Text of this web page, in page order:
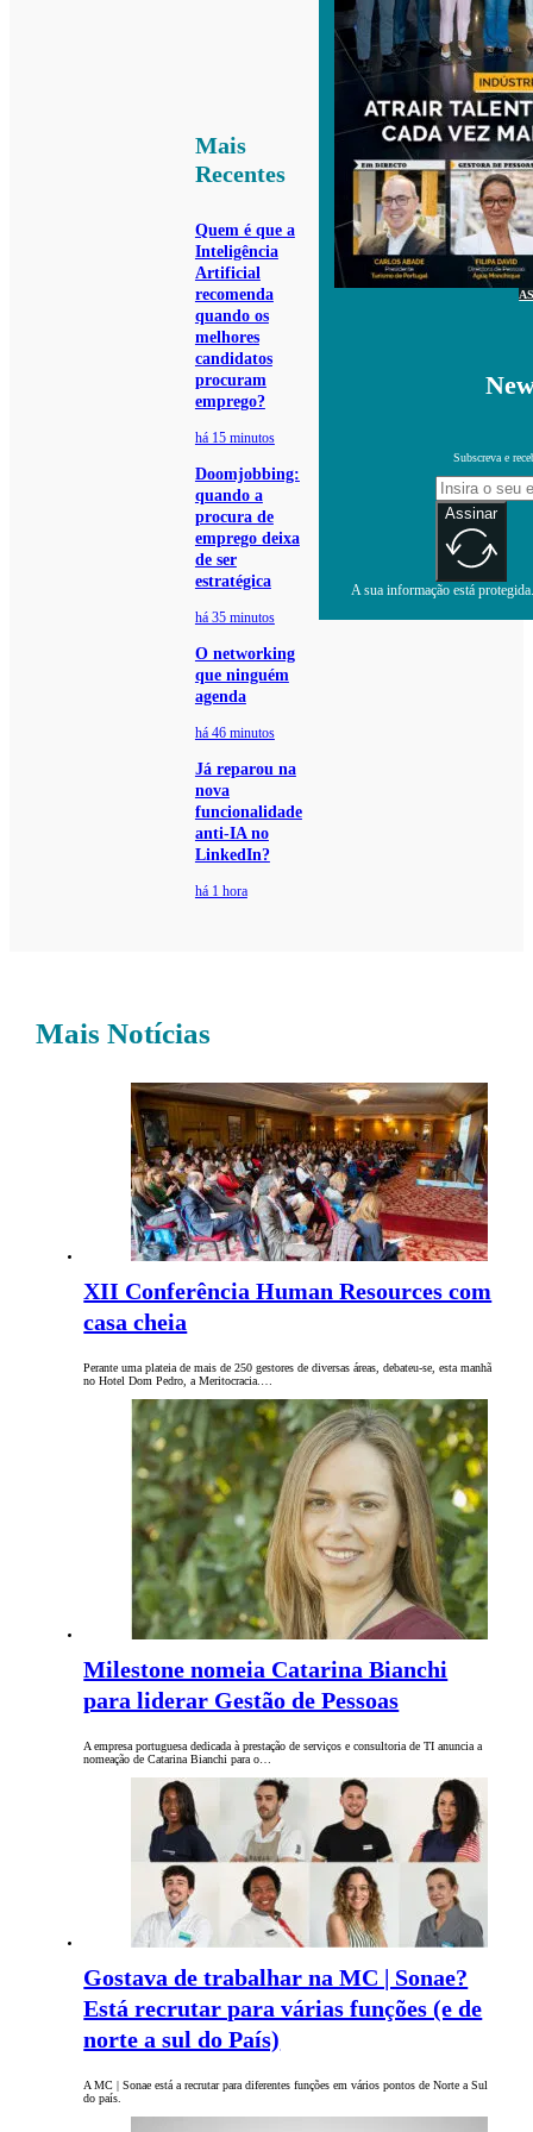
Mais
Recentes
Quem é que a
Inteligência
Artificial
recomenda
quando os
melhores
candidatos
procuram
emprego?
há 15 minutos
Doomjobbing:
quando a
procura de
emprego deixa
de ser
estratégica
há 35 minutos
O networking
que ninguém
agenda
há 46 minutos
Já reparou na
nova
funcionalidade
anti-IA no
LinkedIn?
há 1 hora
Subscreva e
Assinar
A sua informação está
Mais Notícias
XII Conferência Human Resources com
casa cheia
Perante uma plateia de mais de 250 gestores de diversas áreas, debateu-se, esta manhã
no Hotel Dom Pedro, a Meritocracia.…
Milestone nomeia Catarina Bianchi
para liderar Gestão de Pessoas
A empresa portuguesa dedicada à prestação de serviços e consultoria de TI anuncia a
nomeação de Catarina Bianchi para o…
Gostava de trabalhar na MC | Sonae?
Está recrutar para várias funções (e de
norte a sul do País)
A MC | Sonae está a recrutar para diferentes funções em vários pontos de Norte a Sul
do país.